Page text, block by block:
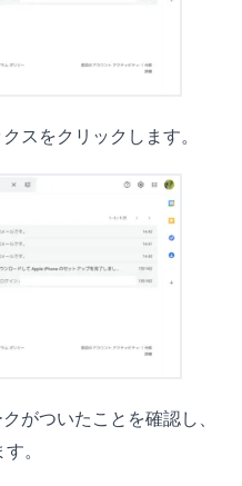
スをクリックします。
がついたことを確認し、
。